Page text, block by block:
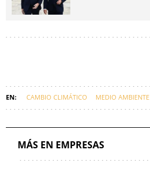
CAMBIO CLIMÁTICO MEDIO AMBIENTE
MÁS EN EMPRESAS